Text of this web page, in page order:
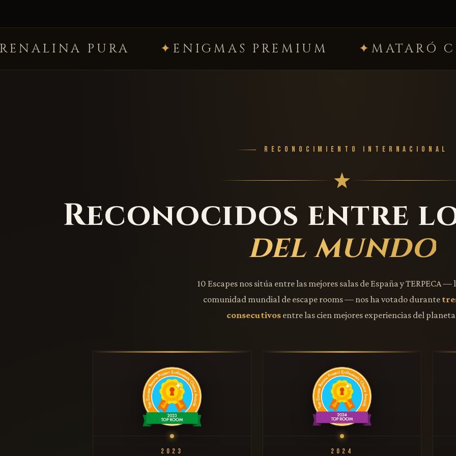
ENIGMAS PREMIUM MATARÓ CENTRO
RECONOCIMIENTO INTERNACIONAL
Reconocidos entre
del mundo
10 Escapes nos sitúa entre las mejores salas de España y TERPECA —
comunidad mundial de escape rooms — nos ha votado durante
consecutivos entre las cien mejores experiencias del
2023 2024